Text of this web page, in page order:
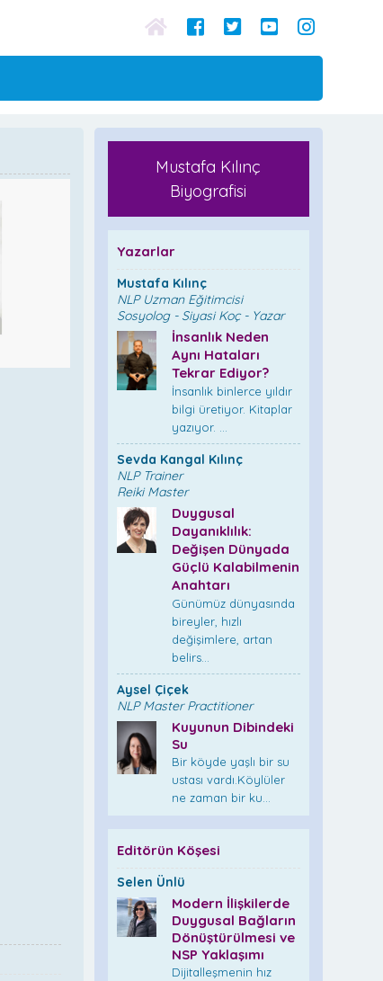
Mustafa Kılınç
Biyografisi
Yazarlar
Mustafa Kılınç
NLP Uzman Eğitimcisi
Sosyolog - Siyasi Koç - Yazar
İnsanlık Neden
Aynı Hataları
Tekrar Ediyor?
İnsanlık binlerce yıldır
bilgi üretiyor. Kitaplar
yazıyor. ...
Sevda Kangal Kılınç
NLP Trainer
Reiki Master
Duygusal
Dayanıklılık:
Değişen Dünyada
Güçlü Kalabilmenin
Anahtarı
Günümüz dünyasında
bireyler, hızlı
değişimlere, artan
belirs...
Aysel Çiçek
NLP Master Practitioner
Kuyunun Dibindeki
Su
Bir köyde yaşlı bir su
ustası vardı.Köylüler
ne zaman bir ku...
Editörün Köşesi
Selen Ünlü
Modern İlişkilerde
Duygusal Bağların
Dönüştürülmesi ve
NSP Yaklaşımı
Dijitalleşmenin hız